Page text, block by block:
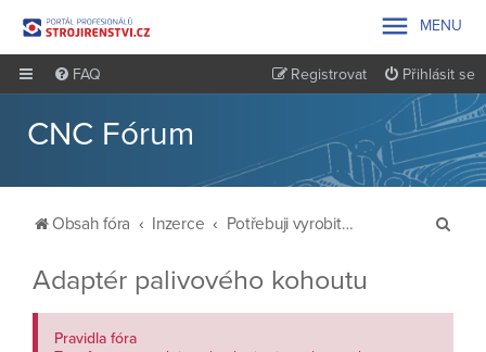
 MENU
FAQ Přihlásit se
Registrovat
CNC Fórum
Obsah fóra Inzerce Potřebuji vyrobit - vypomoc pri vyrobe
d
Adaptér palivového kohoutu
Pravidla fóra